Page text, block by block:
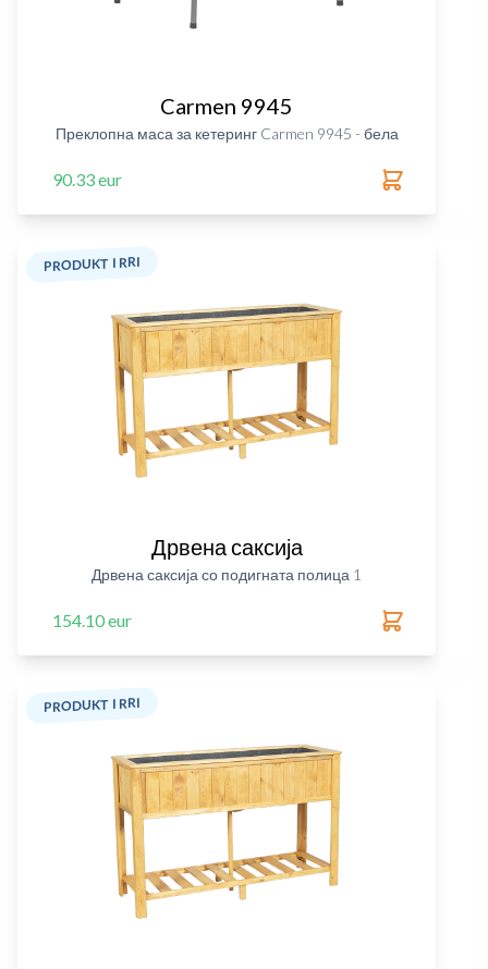
Carmen 9945
Преклопна маса за кетеринг Carmen 9945 - бела
90.33 eur
PRODUKT I RRI
Дрвена саксија
Дрвена саксија со подигната полица 1
154.10 eur
PRODUKT I RRI